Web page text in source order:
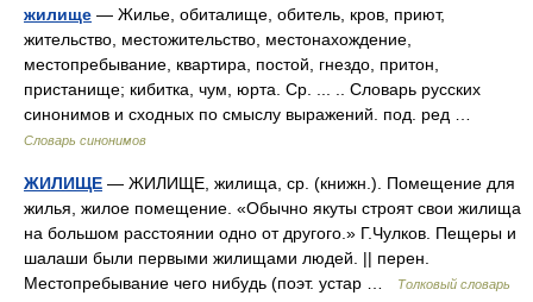
жилище — Жилье, обиталище, обитель, кров, приют,
жительство, местожительство, местонахождение,
местопребывание, квартира, постой, гнездо, притон,
пристанище; кибитка, чум, юрта. Ср. ... .. Словарь русских
синонимов и сходных по смыслу выражений. под. ред …
Словарь синонимов
ЖИЛИЩЕ — ЖИЛИЩЕ, жилища, ср. (книжн.). Помещение для
жилья, жилое помещение. «Обычно якуты строят свои жилища
на большом расстоянии одно от другого.» Г.Чулков. Пещеры и
шалаши были первыми жилищами людей. || перен.
Местопребывание чего нибудь (поэт. устар …
Толковый словарь